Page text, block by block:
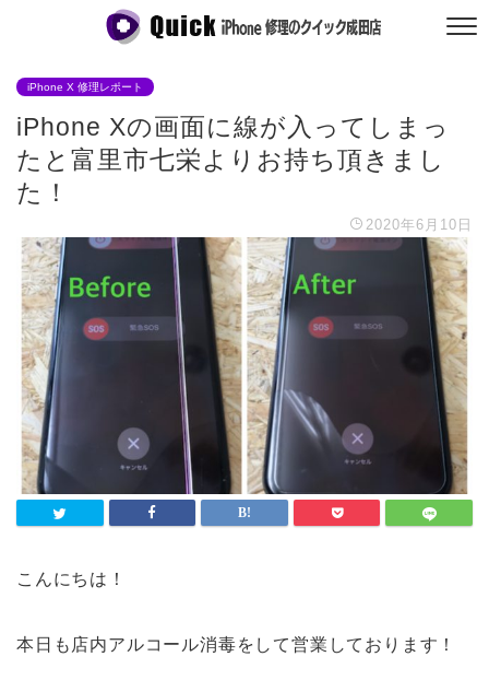
iPhone X 修理レポート
iPhone Xの画面に線が入ってしまっ
たと富里市七栄よりお持ち頂きまし
た！
2020年6月10日
こんにちは！
本日も店内アルコール消毒をして営業しております！